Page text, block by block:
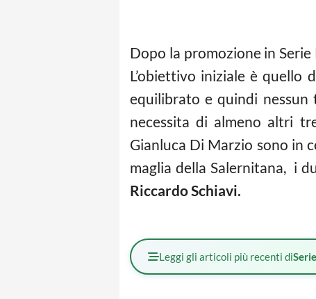
Dopo la promozione in Serie
L’obiettivo iniziale è quello
equilibrato e quindi nessun
necessita di almeno altri
Gianluca Di Marzio sono in
maglia della Salernitana, i
Riccardo Schiavi.
Leggi gli articoli più recenti di